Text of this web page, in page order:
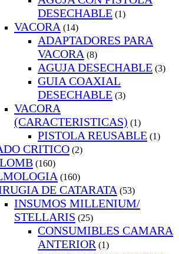
DESECHABLE (1)
VACORA (14)
ADAPTADORES PARA
VACORA (8)
AGUJA DESECHABLE (3)
GUIA COAXIAL
DESECHABLE (3)
VACORA
(CARACTERISTICAS) (1)
PISTOLA REUSABLE (1)
CRITICO (2)
(160)
(160)
DE CATARATA (53)
INSUMOS MILLENIUM/
STELLARIS (25)
CONSUMIBLES CAMARA
ANTERIOR (1)